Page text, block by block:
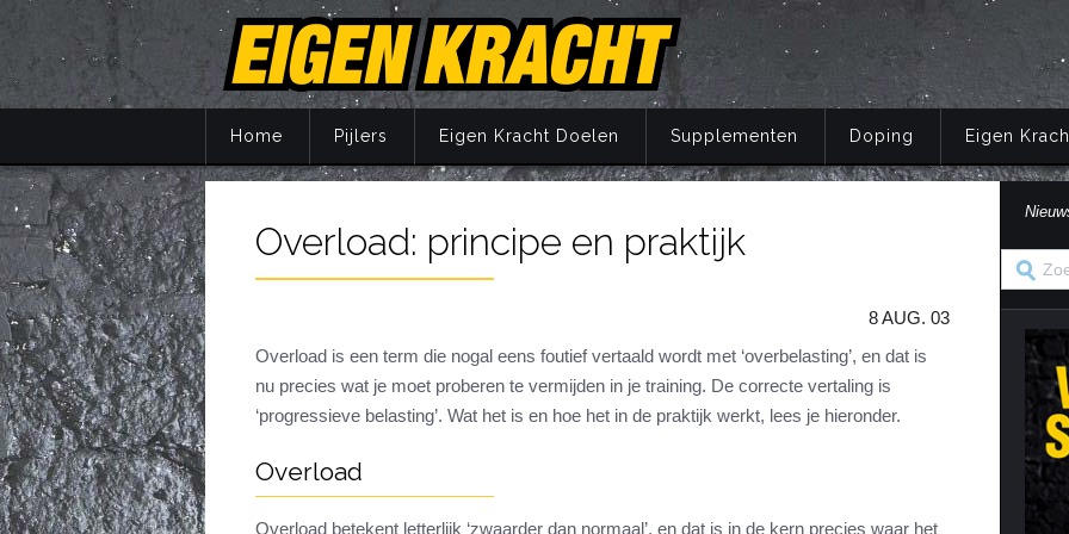
Home Pijlers
Trainingsprincipes
Krachtoefeningen Armen
Krachtoefeningen Borst
Krachtoefeningen Buik
Koolhydraten
Vetten
Vocht
Eigen Kracht Doelen
Principes
Training
Supplementen
Herstel
Mentaal
Principes
Supplementen
Herstel
Mentaal
Voeding
Supplementen
Supplementen Doping
Nuchtere feiten over doping
Veel gestelde vragen
Eigen
Eigen Kracht
Overload: principe en praktijk
8 AUG. 03
Overload is een term die nogal eens foutief vertaald wordt met ‘overbelasting’, en dat is
nu precies wat je moet proberen te vermijden in je training. De correcte vertaling is
‘progressieve belasting’. Wat het is en hoe het in de praktijk werkt, lees je hieronder.
Overload
Overload betekent letterlijk ‘zwaarder dan normaal’, en dat is in de kern precies waar het